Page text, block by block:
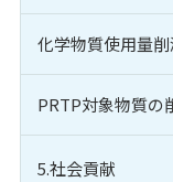
化学物質使用量
PRTP対象物質の
5.社会貢献